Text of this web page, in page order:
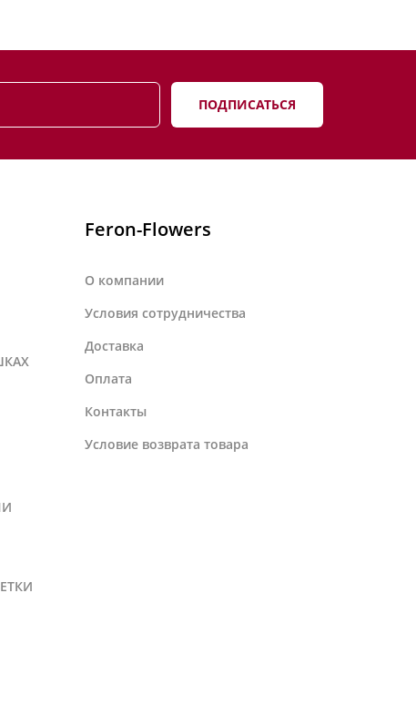
ПОДПИСАТЬСЯ
Feron-Flowers
О компании
Условия сотрудничества
Доставка
Оплата
Контакты
Условие возврата товара